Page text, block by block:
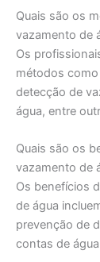
Quais são os
vazamento de
Os
métodos
detecção de
água, entre
Quais são os
vazamento de
Os benefícios
de água
prevenção de
contas de